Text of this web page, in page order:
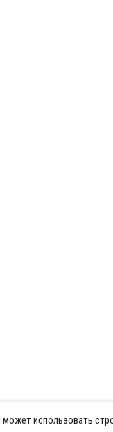
использовать